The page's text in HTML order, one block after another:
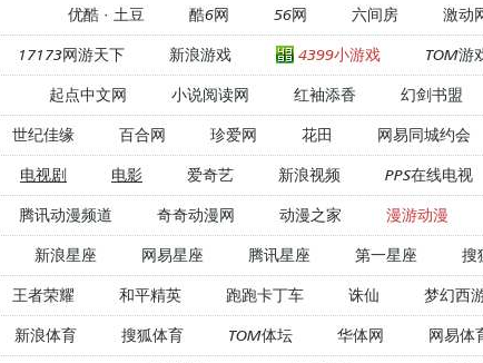
优酷 · 土豆 酷6网 56网 六间房 激动
17173网游天下 新浪游戏 4399小游戏 TOM游
起点中文网 小说阅读网 红袖添香 幻剑书盟
世纪佳缘 百合网 珍爱网 花田 网易同城约会
电视剧 电影 爱奇艺 新浪视频 PPS在线电视
腾讯动漫频道 奇奇动漫网 动漫之家 漫游动漫
新浪星座 网易星座 腾讯星座 第一星座 搜
王者荣耀 和平精英 跑跑卡丁车 诛仙 梦幻西
新浪体育 搜狐体育 TOM体坛 华体网 网易体